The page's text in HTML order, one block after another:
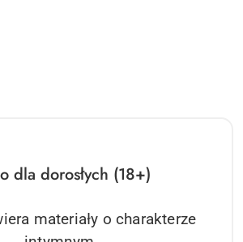
dla dorosłych (18+)
materiały o charakterze